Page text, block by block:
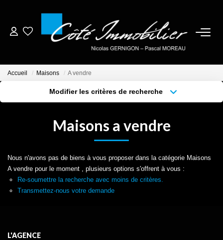
ESTIMER
NOTRE AGENCE
CONTACT
Accueil Maisons A vendre
Modifier les critères de recherche
Budget max
Plus de critères Créer une alerte
Maisons a vendre
Nous n'avons pas de biens à vous proposer dans la catégorie Maisons
A vendre pour le moment , plusieurs options s'offrent à vous :
Re-soumettre la recherche avec moins de critères.
Transmettez-nous votre demande
L'AGENCE